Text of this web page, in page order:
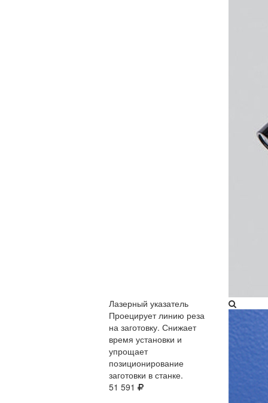
Лазерный указатель​
Проецирует линию реза
на заготовку. Снижает
время установки и
упрощает
позиционирование
заготовки в станке.
51 591